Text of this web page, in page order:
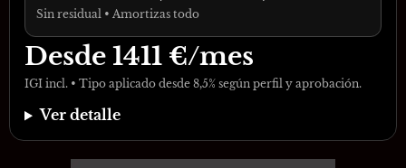
Sin residual • Amortizas todo
Desde 1411 €/mes
IGI incl. • Tipo aplicado desde 8,5% según perfil y aprobación.
Ver detalle